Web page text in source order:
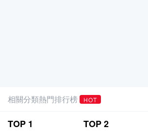
相關分類熱門排行榜 HOT
TOP 1 TOP2